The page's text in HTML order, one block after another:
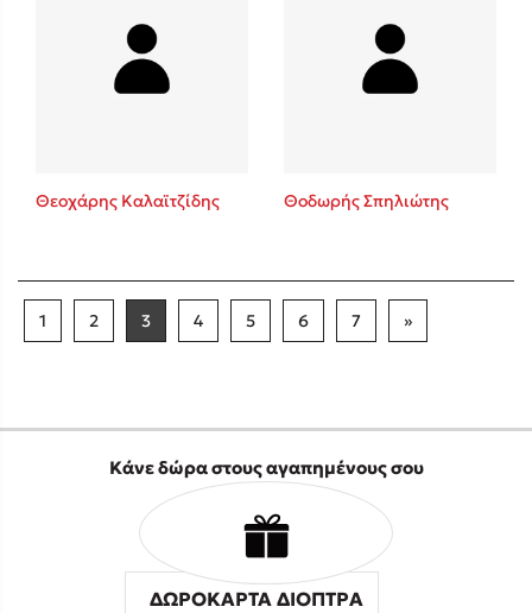
Θεοχάρης Καλαϊτζίδης Θοδωρής Σπηλιώτης
1 2 3 4 5 6 7 »
Κάνε δώρα στους αγαπημένους σου
ΔΩΡΟΚΑΡΤΑ ΔΙΟΠΤΡΑ